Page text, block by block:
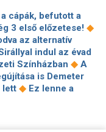
a Legendás
lesz Grindelwald!
új albuma a brit
került ◆
Rövidebb,
az idei Kaposfest
első hivatalos fotó
új főszereplőiről◆
a dalt, ami
Kritika: Eurovíziós
Saga története
cápák, befutott a
3 első előzetese! ◆
az alternatív
indul az évad
Színházban ◆ A
is Demeter
lett ◆ Ez lenne a